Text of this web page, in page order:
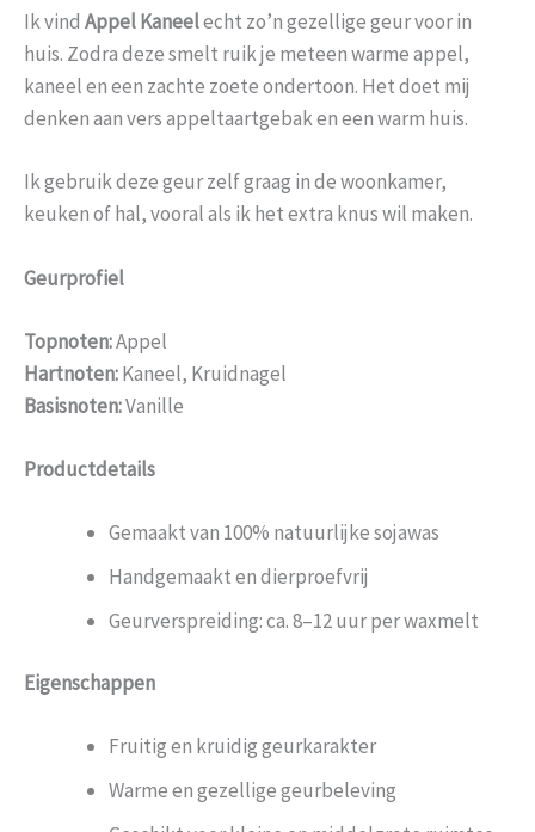
Ik vind Appel Kaneelecht zo’n gezellige geur voor in
huis. Zodra deze smelt ruik je meteen warme appel,
kaneel en een zachte zoete ondertoon. Het doet mij
denken aan vers appeltaartgebak en een warm huis.
Ik gebruik deze geur zelf graag in de woonkamer,
keuken of hal, vooral als ik het extra knus wil maken.
Geurprofiel
Topnoten:Appel
Hartnoten:Kaneel, Kruidnagel
Basisnoten:Vanille
Productdetails
Gemaakt van 100% natuurlijke sojawas
Handgemaakt en dierproefvrij
Geurverspreiding: ca. 8–12 uur per waxmelt
Eigenschappen
Fruitig en kruidig geurkarakter
Warme en gezellige geurbeleving